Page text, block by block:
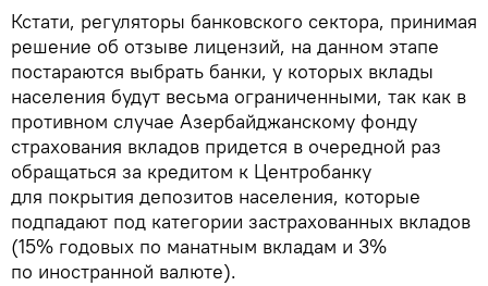
Кстати, регуляторы банковского сектора, принимая
решение об отзыве лицензий, на данном этапе
постараются выбрать банки, у которых вклады
населения будут весьма ограниченными, так как в
противном случае Азербайджанскому фонду
страхования вкладов придется в очередной раз
обращаться за кредитом к Центробанку
для покрытия депозитов населения, которые
подпадают под категории застрахованных вкладов
(15% годовых по манатным вкладам и 3%
по иностранной валюте).